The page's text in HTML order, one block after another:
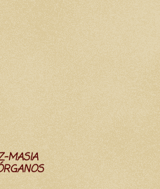
MASIA